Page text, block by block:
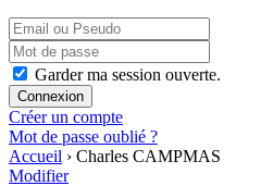
Garder ma session ouverte.
Créer un compte
Mot de passe oublié ?
Accueil › Charles CAMPMAS
Modifier